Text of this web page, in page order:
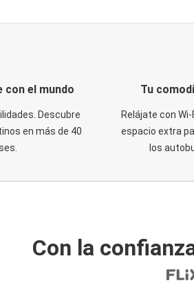
con el mundo
Descubre
en más de 40
Tu
Relájate con
espacio extra
los
Con la